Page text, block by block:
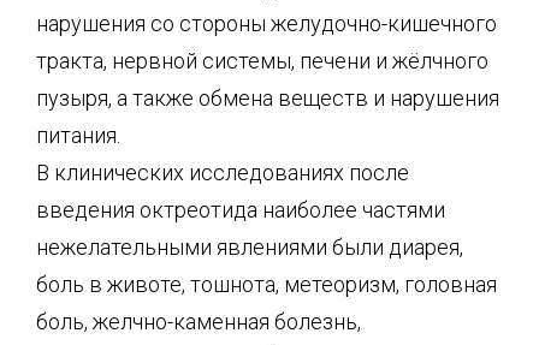
нарушения со стороны желудочно-кишечного
тракта, нервной системы, печени и жёлчного
пузыря, а также обмена веществ и нарушения
питания.
В клинических исследованиях после
введения октреотида наиболее частями
нежелательными явлениями были диарея,
боль в животе, тошнота, метеоризм, головная
боль, желчно-каменная болезнь,